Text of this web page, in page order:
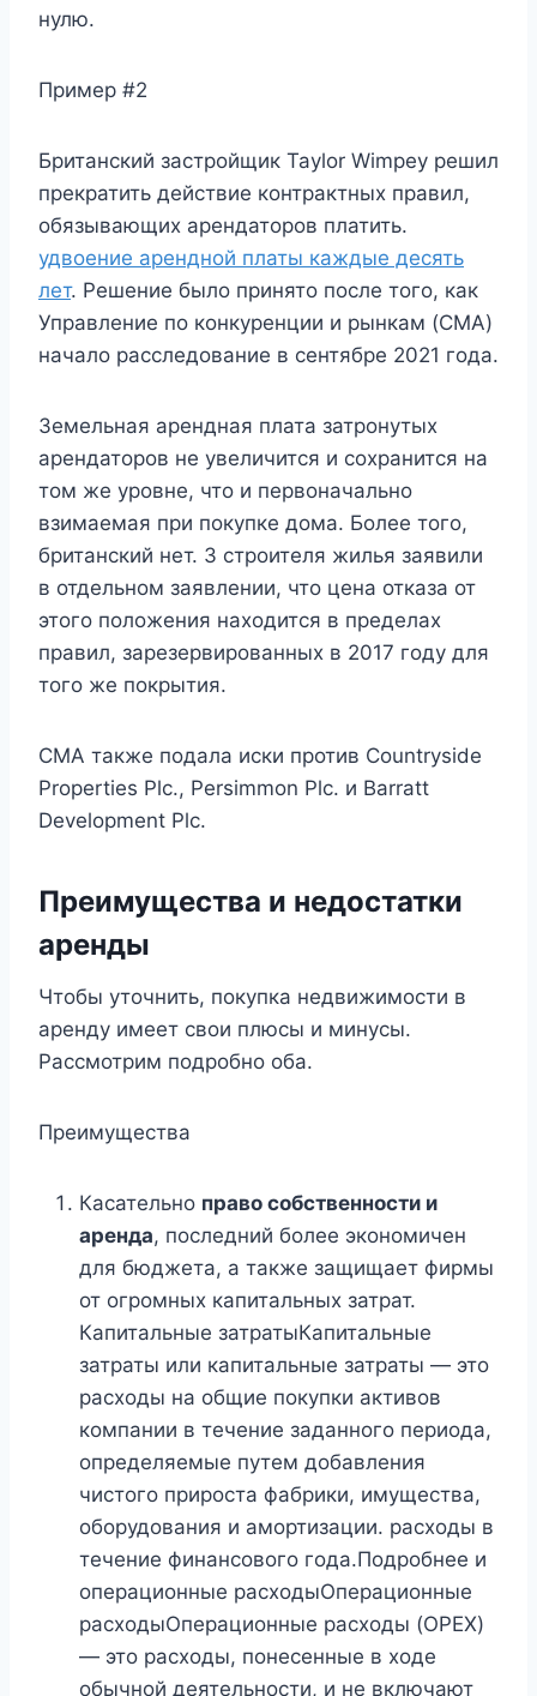
нулю.
Пример #2
Британский застройщик Taylor Wimpey решил
прекратить действие контрактных правил,
обязывающих арендаторов платить.
удвоение арендной платы каждые десять
лет. Решение было принято после того, как
Управление по конкуренции и рынкам (CMA)
начало расследование в сентябре 2021 года.
Земельная арендная плата затронутых
арендаторов не увеличится и сохранится на
том же уровне, что и первоначально
взимаемая при покупке дома. Более того,
британский нет. 3 строителя жилья заявили
в отдельном заявлении, что цена отказа от
этого положения находится в пределах
правил, зарезервированных в 2017 году для
того же покрытия.
CMA также подала иски против Countryside
Properties Plc., Persimmon Plc. и Barratt
Development Plc.
Преимущества и недостатки
аренды
Чтобы уточнить, покупка недвижимости в
аренду имеет свои плюсы и минусы.
Рассмотрим подробно оба.
Преимущества
Касательно право собственности и
аренда, последний более экономичен
для бюджета, а также защищает фирмы
от огромных капитальных затрат.
Капитальные затратыКапитальные
затраты или капитальные затраты — это
расходы на общие покупки активов
компании в течение заданного периода,
определяемые путем добавления
чистого прироста фабрики, имущества,
оборудования и амортизации. расходы в
течение финансового года.Подробнее и
операционные расходыОперационные
расходыОперационные расходы (OPEX)
— это расходы, понесенные в ходе
обычной деятельности, и не включают